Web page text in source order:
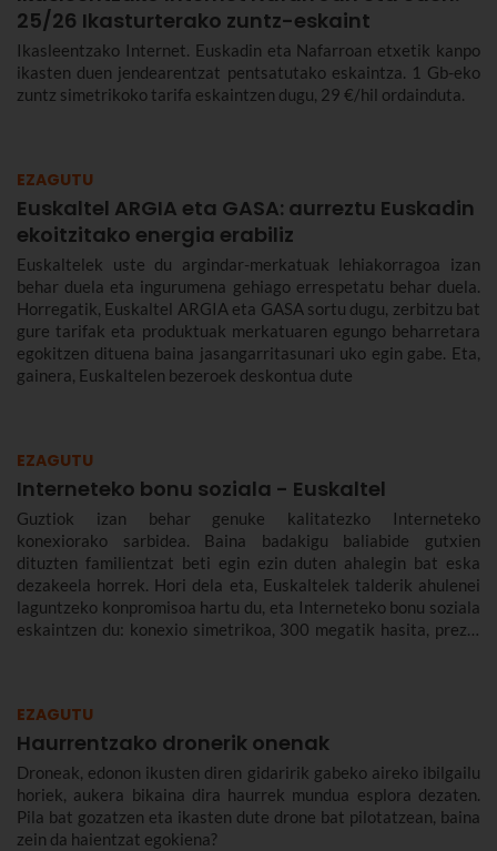
25/26 Ikasturterako zuntz-eskaint
Ikasleentzako Internet. Euskadin eta Nafarroan etxetik kanpo
ikasten duen jendearentzat pentsatutako eskaintza. 1 Gb-eko
zuntz simetrikoko tarifa eskaintzen dugu, 29 €/hil ordainduta.
EZAGUTU
Euskaltel ARGIA eta GASA: aurreztu Euskadin
ekoitzitako energia erabiliz
Euskaltelek uste du argindar-merkatuak lehiakorragoa izan
behar duela eta ingurumena gehiago errespetatu behar duela.
Horregatik, Euskaltel ARGIA eta GASA sortu dugu, zerbitzu bat
gure tarifak eta produktuak merkatuaren egungo beharretara
egokitzen dituena baina jasangarritasunari uko egin gabe. Eta,
gainera, Euskaltelen bezeroek deskontua dute
EZAGUTU
Interneteko bonu soziala - Euskaltel
Guztiok izan behar genuke kalitatezko Interneteko
konexiorako sarbidea. Baina badakigu baliabide gutxien
dituzten familientzat beti egin ezin duten ahalegin bat eska
dezakeela horrek. Hori dela eta, Euskaltelek talderik ahulenei
laguntzeko konpromisoa hartu du, eta Interneteko bonu soziala
eskaintzen du: konexio simetrikoa, 300 megatik hasita, prezio
EZAGUTU
Haurrentzako dronerik onenak
Droneak, edonon ikusten diren gidaririk gabeko aireko ibilgailu
horiek, aukera bikaina dira haurrek mundua esplora dezaten.
Pila bat gozatzen eta ikasten dute drone bat pilotatzean, baina
zein da haientzat egokiena?